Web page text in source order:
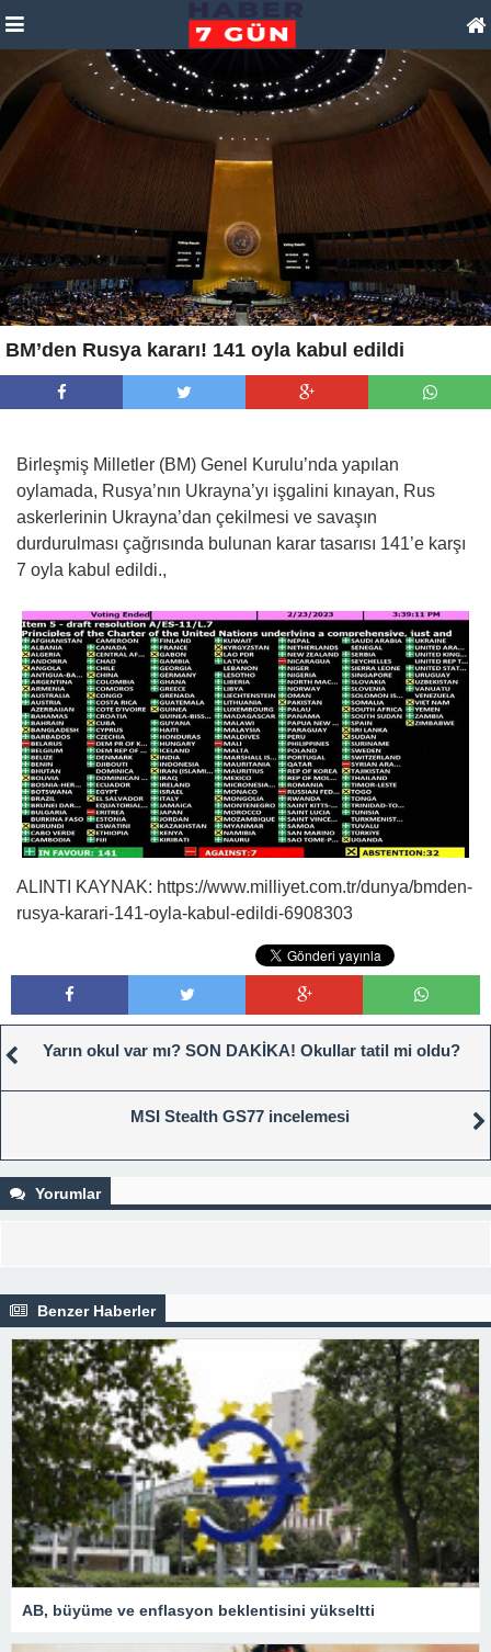
BM’den Rusya kararı! 141 oyla kabul edildi
Birleşmiş Milletler (BM) Genel Kurulu’nda yapılan
oylamada, Rusya’nın Ukrayna’yı işgalini kınayan, Rus
askerlerinin Ukrayna’dan çekilmesi ve savaşın
durdurulması çağrısında bulunan karar tasarısı 141’e karşı
7 oyla kabul edildi.,
ALINTI KAYNAK: https://www.milliyet.com.tr/dunya/bmden-
rusya-karari-141-oyla-kabul-edildi-6908303
Yarın okul var mı? SON DAKİKA! Okullar tatil mi oldu?
MSI Stealth GS77 incelemesi
Yorumlar
Benzer Haberler
AB, büyüme ve enflasyon beklentisini yükseltti